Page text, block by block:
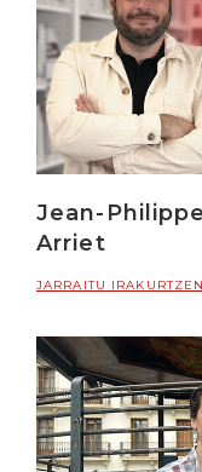
Jean-
Arriet
JARRAITU IRAKURTZEN